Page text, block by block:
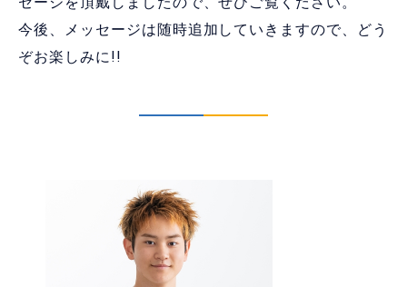
今後、メッセージは随時追加していきますので、どう
ぞお楽しみに!!